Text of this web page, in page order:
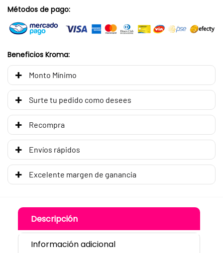
Métodos de pago:
Beneficios Kroma:
Monto Mínimo
Surte tu pedido como desees
Recompra
Envíos rápidos
Excelente margen de ganancia
Descripción
Información adicional